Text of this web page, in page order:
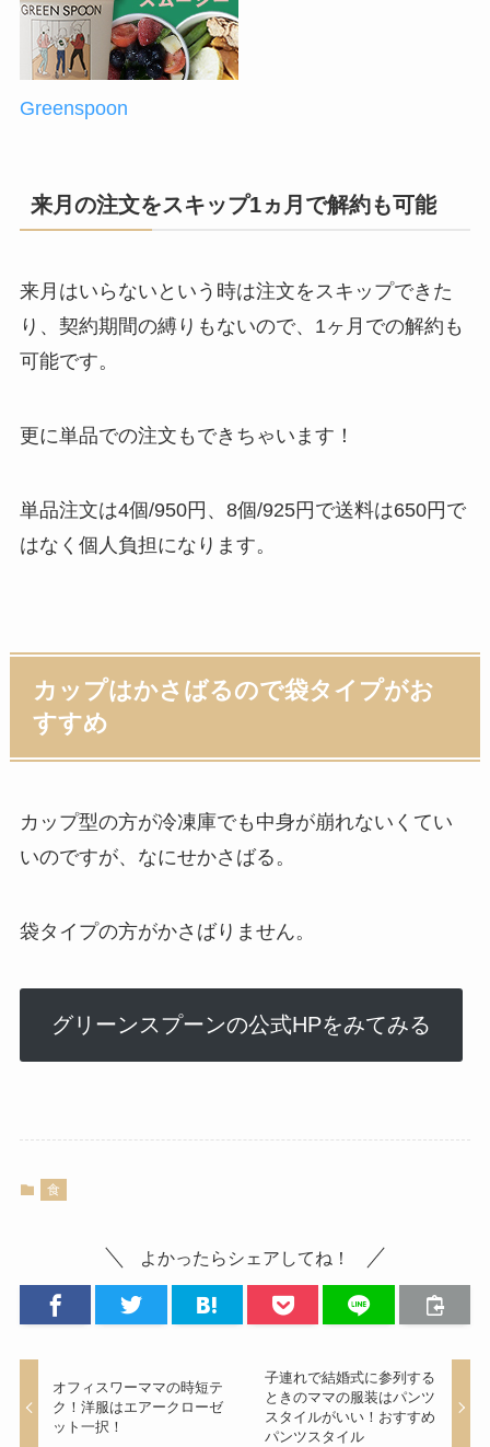
Greenspoon
来月の注文をスキップ1ヵ月で解約も可能
来月はいらないという時は注文をスキップできた
り、契約期間の縛りもないので、 1ヶ月での解約も
可能です。
更に単品での注文 もできちゃいます！
単品注文は4個/950円 、 8個/925円で送料は650円で
はなく個人負担になります。
カップはかさばるので袋タイプがお
すすめ
カップ型の方が冷凍庫でも中身が崩れないくてい
いのですが、なにせかさばる。
袋タイプの方がかさばりません。
グリーンスプーンの公式HPをみてみる
食
よかったらシェアしてね！
オフィスワーママの時短テ
ク！洋服はエアークローゼ
ット一択！
子連れで結婚式に参列する
ときのママの服装はパンツ
スタイルがいい！おすすめ
パンツスタイル